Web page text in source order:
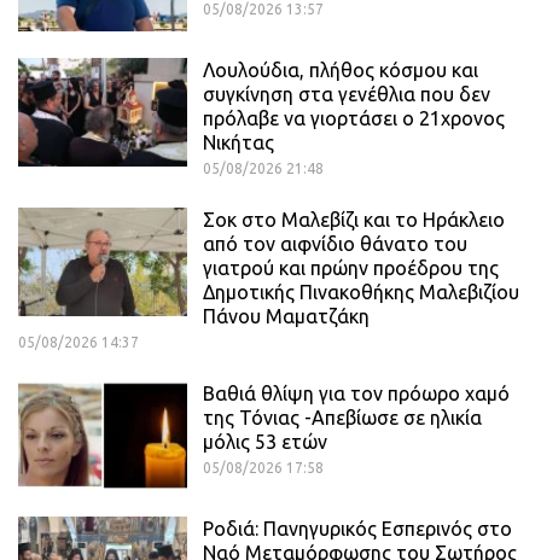
05/08/2026 13:57
Λουλούδια, πλήθος κόσμου και
συγκίνηση στα γενέθλια που δεν
πρόλαβε να γιορτάσει ο 21χρονος
Νικήτας
05/08/2026 21:48
Σοκ στο Μαλεβίζι και το Ηράκλειο
από τον αιφνίδιο θάνατο του
γιατρού και πρώην προέδρου της
Δημοτικής Πινακοθήκης Μαλεβιζίου
Πάνου Μαματζάκη
05/08/2026 14:37
Βαθιά θλίψη για τον πρόωρο χαμό
της Τόνιας -Απεβίωσε σε ηλικία
μόλις 53 ετών
05/08/2026 17:58
Ροδιά: Πανηγυρικός Εσπερινός στο
Ναό Μεταμόρφωσης του Σωτήρος